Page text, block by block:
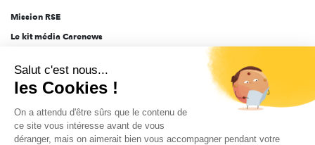
Mission RSE
Le kit média Carenews
AEF info
Novethic
PRODURABLE
Inclusiv Day
Salut c'est nous...
les Cookies !
On a attendu d'être sûrs que le contenu de
ce site vous intéresse avant de vous
déranger, mais on aimerait bien vous accompagner pendant votre